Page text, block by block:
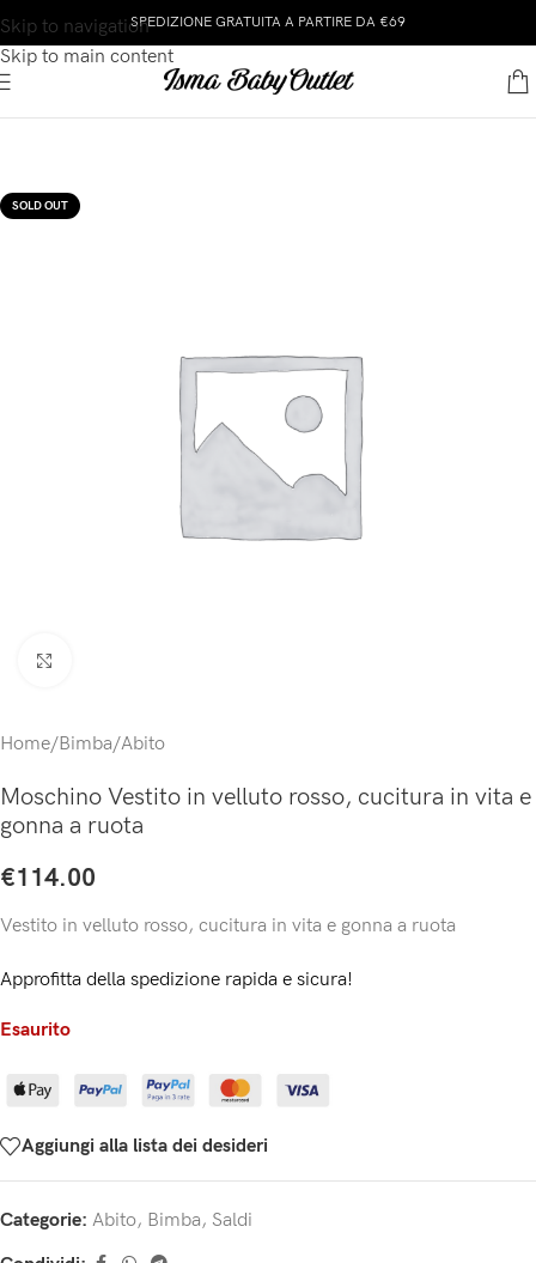
Skip to navigation
Skip to main content
SPEDIZIONE GRATUITA A PARTIRE DA €69
SOLD OUT
Home/Bimba/Abito
Moschino Vestito in velluto rosso, cucitura in vita e
gonna a ruota
€114.00
Vestito in velluto rosso, cucitura in vita e gonna a ruota
Approfitta della spedizione rapida e sicura!
Esaurito
Aggiungi alla lista dei desideri
Categorie: Abito, Bimba, Saldi